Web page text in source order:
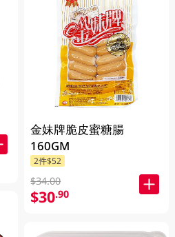
金妹牌脆皮蜜糖腸
160GM
2件$52
$34.00
$30.90